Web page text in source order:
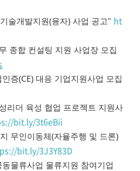
술개발지원(융자) 사업 공고" ht
종합 컨설팅 지원 사업장 모집
증(CE) 대응 기업지원사업 모집
리더 육성 협업 프로젝트 지원사
bit.ly/3t6eBii
무인이동체(자율주행 및 드론)
bit.ly/3J3Y83D
물류사업 물류지원 참여기업